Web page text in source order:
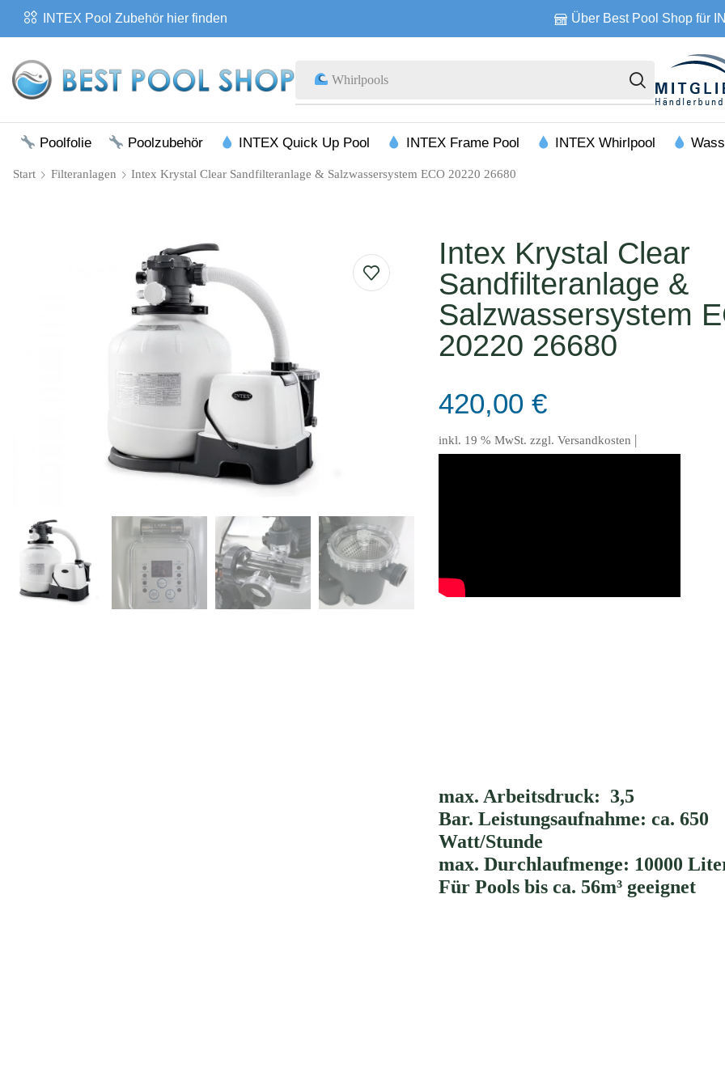
INTEX Pool Zubehör hier finden Über Best Pool Shop für
Pool Zubehör
Poolfolie Poolzubehör INTEX Quick Up Pool INTEX Frame Pool INTEX Whirlpool
Start Filteranlagen Intex Krystal Clear Sandfilteranlage & Salzwassersystem ECO 20220 26680
Intex Krystal Clear
Sandfilteranlage &
Salzwassersystem
20220 26680
420,00 €
inkl. 19 % MwSt. zzgl. Versandkosten |
max. Arbeitsdruck: 3,5
Bar. Leistungsaufnahme: ca. 650
Watt/Stunde
max. Durchlaufmenge: 10000
Für Pools bis ca. 56m³ geeignet